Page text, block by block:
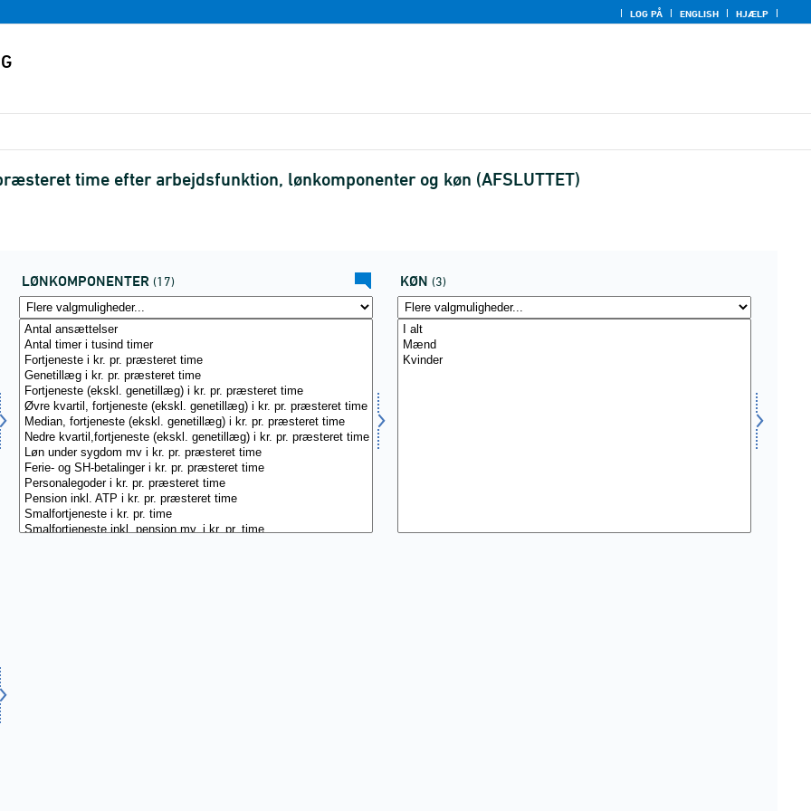
LOG PÅ ENGLISH HJÆLP
time efter arbejdsfunktion, lønkomponenter og køn (AFSLUTTET)
LØNKOMPONENTER (17) KØN (3)